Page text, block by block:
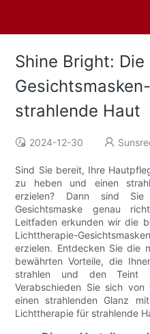
Shine Bright:
strahlende Haut
2024-12-30
Sind Sie bereit, Ihre
zu heben und einen
erzielen? Dann sind
Gesichtsmaske genau
Leitfaden erkunden wir die
Lichttherapie-
erzielen. Entdecken Sie die
bewährten Vorteile, die
strahlen und den Teint
Verabschieden Sie sich
einen strahlenden Glanz
Lichttherapie für strahlende